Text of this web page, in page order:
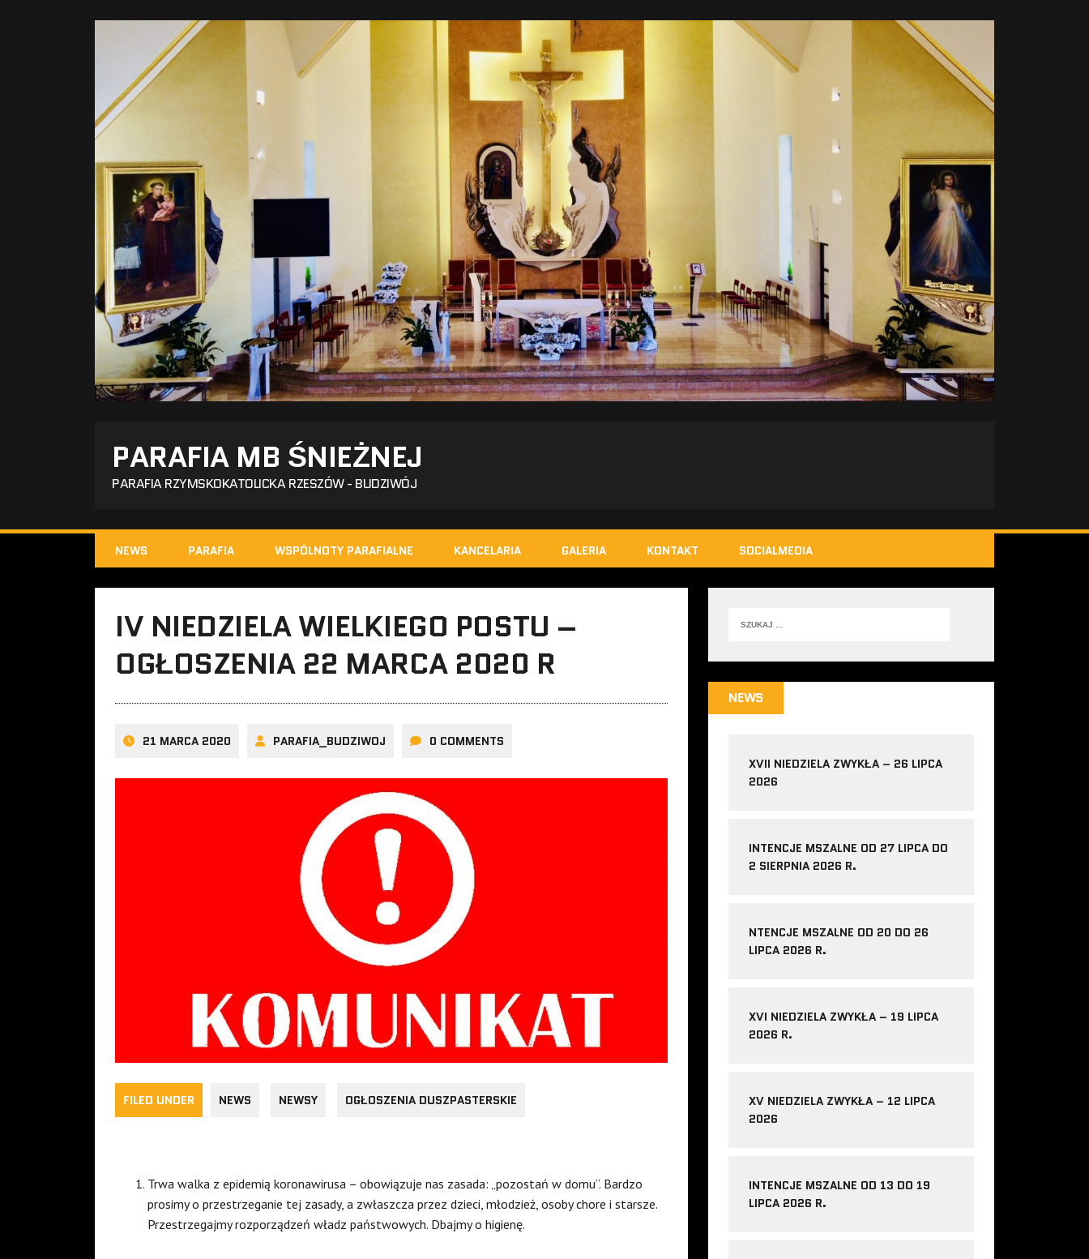
PARAFIA MB ŚNIEŻNEJ
PARAFIA RZYMSKOKATOLICKA RZESZÓW - BUDZIWÓJ
NEWS PARAFIA WSPÓLNOTY PARAFIALNE KANCELARIA GALERIA KONTAKT SOCIALMEDIA
IV NIEDZIELA WIELKIEGO POSTU –
OGŁOSZENIA 22 MARCA 2020 R
21 MARCA 2020 PARAFIA_BUDZIWOJ 0 COMMENTS
FILED UNDER NEWS NEWSY OGŁOSZENIA DUSZPASTERSKIE
Trwa walka z epidemią koronawirusa – obowiązuje nas zasada: „pozostań w domu”. Bardzo
prosimy o przestrzeganie tej zasady, a zwłaszcza przez dzieci, młodzież, osoby chore i starsze.
Przestrzegajmy rozporządzeń władz państwowych. Dbajmy o higienę.
NEWS
XVII NIEDZIELA ZWYKŁA – 26 LIPCA
2026
INTENCJE MSZALNE OD 27 LIPCA DO
2 SIERPNIA 2026 R.
NTENCJE MSZALNE OD 20 DO 26
LIPCA 2026 R.
XVI NIEDZIELA ZWYKŁA – 19 LIPCA
2026 R.
XV NIEDZIELA ZWYKŁA – 12 LIPCA
2026
INTENCJE MSZALNE OD 13 DO 19
LIPCA 2026 R.